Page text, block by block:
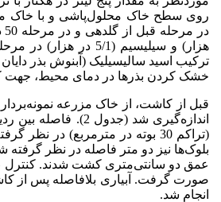
ترکیب اسید سالیسیلیک (آبنوش بذر
خشک کردن بذرها در دمای محیط، جهت
قبل از کاشت، از خاک مزرعه
(تراکم 30 بوته در مترمربع)
بلوک‌ها نیز دو متر فاصله در نظر
عمق دو سانتی‌متری کشت شدند.
صورت گرفت. آبیاری بلافاصله پس از
انجام شد.